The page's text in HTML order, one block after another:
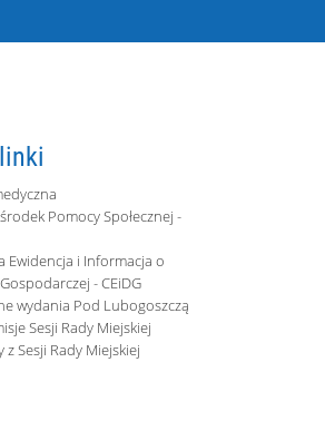
Pomocy Społecznej -
Ewidencja i Informacja o
- CEiDG
wydania Pod Lubogoszczą
Sesji Rady Miejskiej
z Sesji Rady Miejskiej